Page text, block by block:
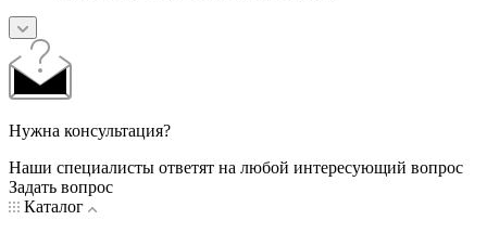
Нужна консультация?
Наши специалисты ответят на любой интересующий вопрос
Задать вопрос
Каталог